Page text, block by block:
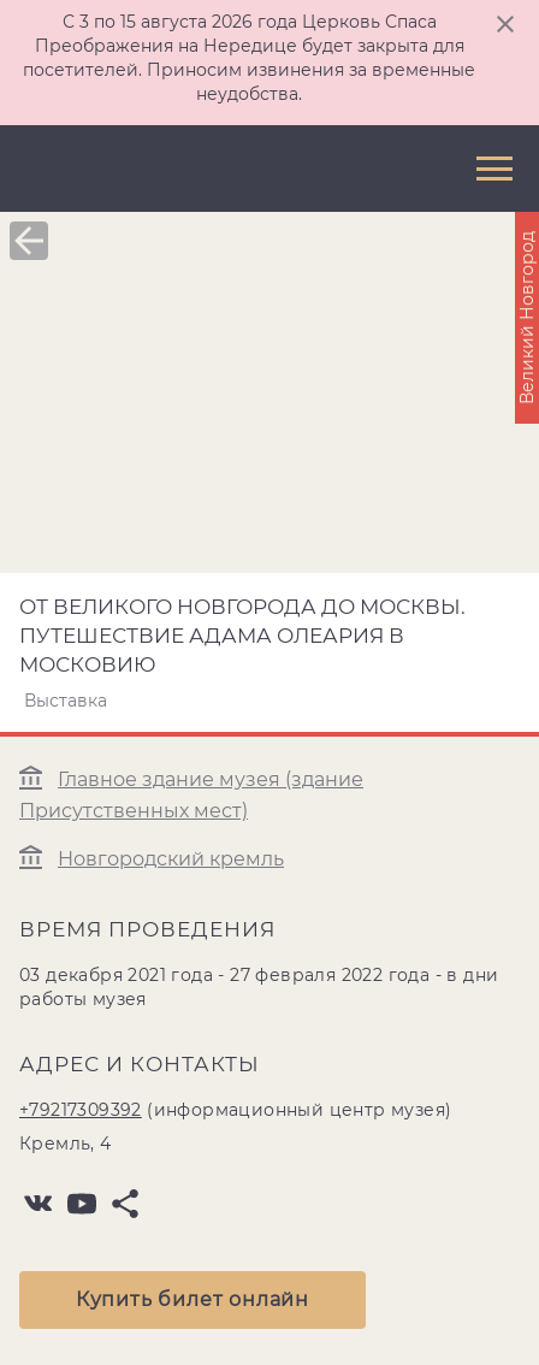
С 3 по 15 августа 2026 года Церковь Спаса
Преображения на Нередице будет закрыта для
посетителей. Приносим извинения за временные
неудобства.
ОТ ВЕЛИКОГО НОВГОРОДА ДО МОСКВЫ.
ПУТЕШЕСТВИЕ АДАМА ОЛЕАРИЯ В
МОСКОВИЮ
Выставка
Главное здание музея (здание
Присутственных мест)
Новгородский кремль
ВРЕМЯ ПРОВЕДЕНИЯ
03 декабря 2021 года - 27 февраля 2022 года - в дни
работы музея
АДРЕС И КОНТАКТЫ
+79217309392 (информационный центр музея)
Кремль, 4
Купить билет онлайн
Великий Новгород